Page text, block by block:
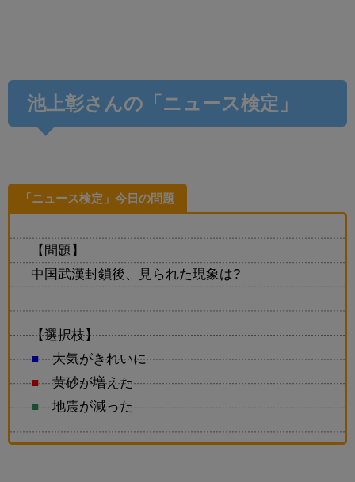
池上彰さんの「ニュース検定」
「ニュース検定」今日の問題
【問題】
中国武漢封鎖後、見られた現象は?
【選択枝】
■大気がきれいに
■黄砂が増えた
■地震が減った